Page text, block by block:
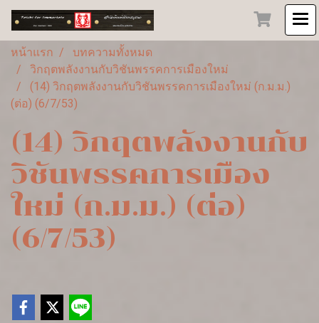
หน้าแรก
บทความทั้งหมด
วิกฤตพลังงานกับวิชันพรรคการเมืองใหม่
(14) วิกฤตพลังงานกับวิชันพรรคการเมืองใหม่ (ก.ม.ม.)
(ต่อ) (6/7/53)
(14) วิกฤตพลังงานกับ
วิชันพรรคการเมือง
ใหม่ (ก.ม.ม.) (ต่อ)
(6/7/53)